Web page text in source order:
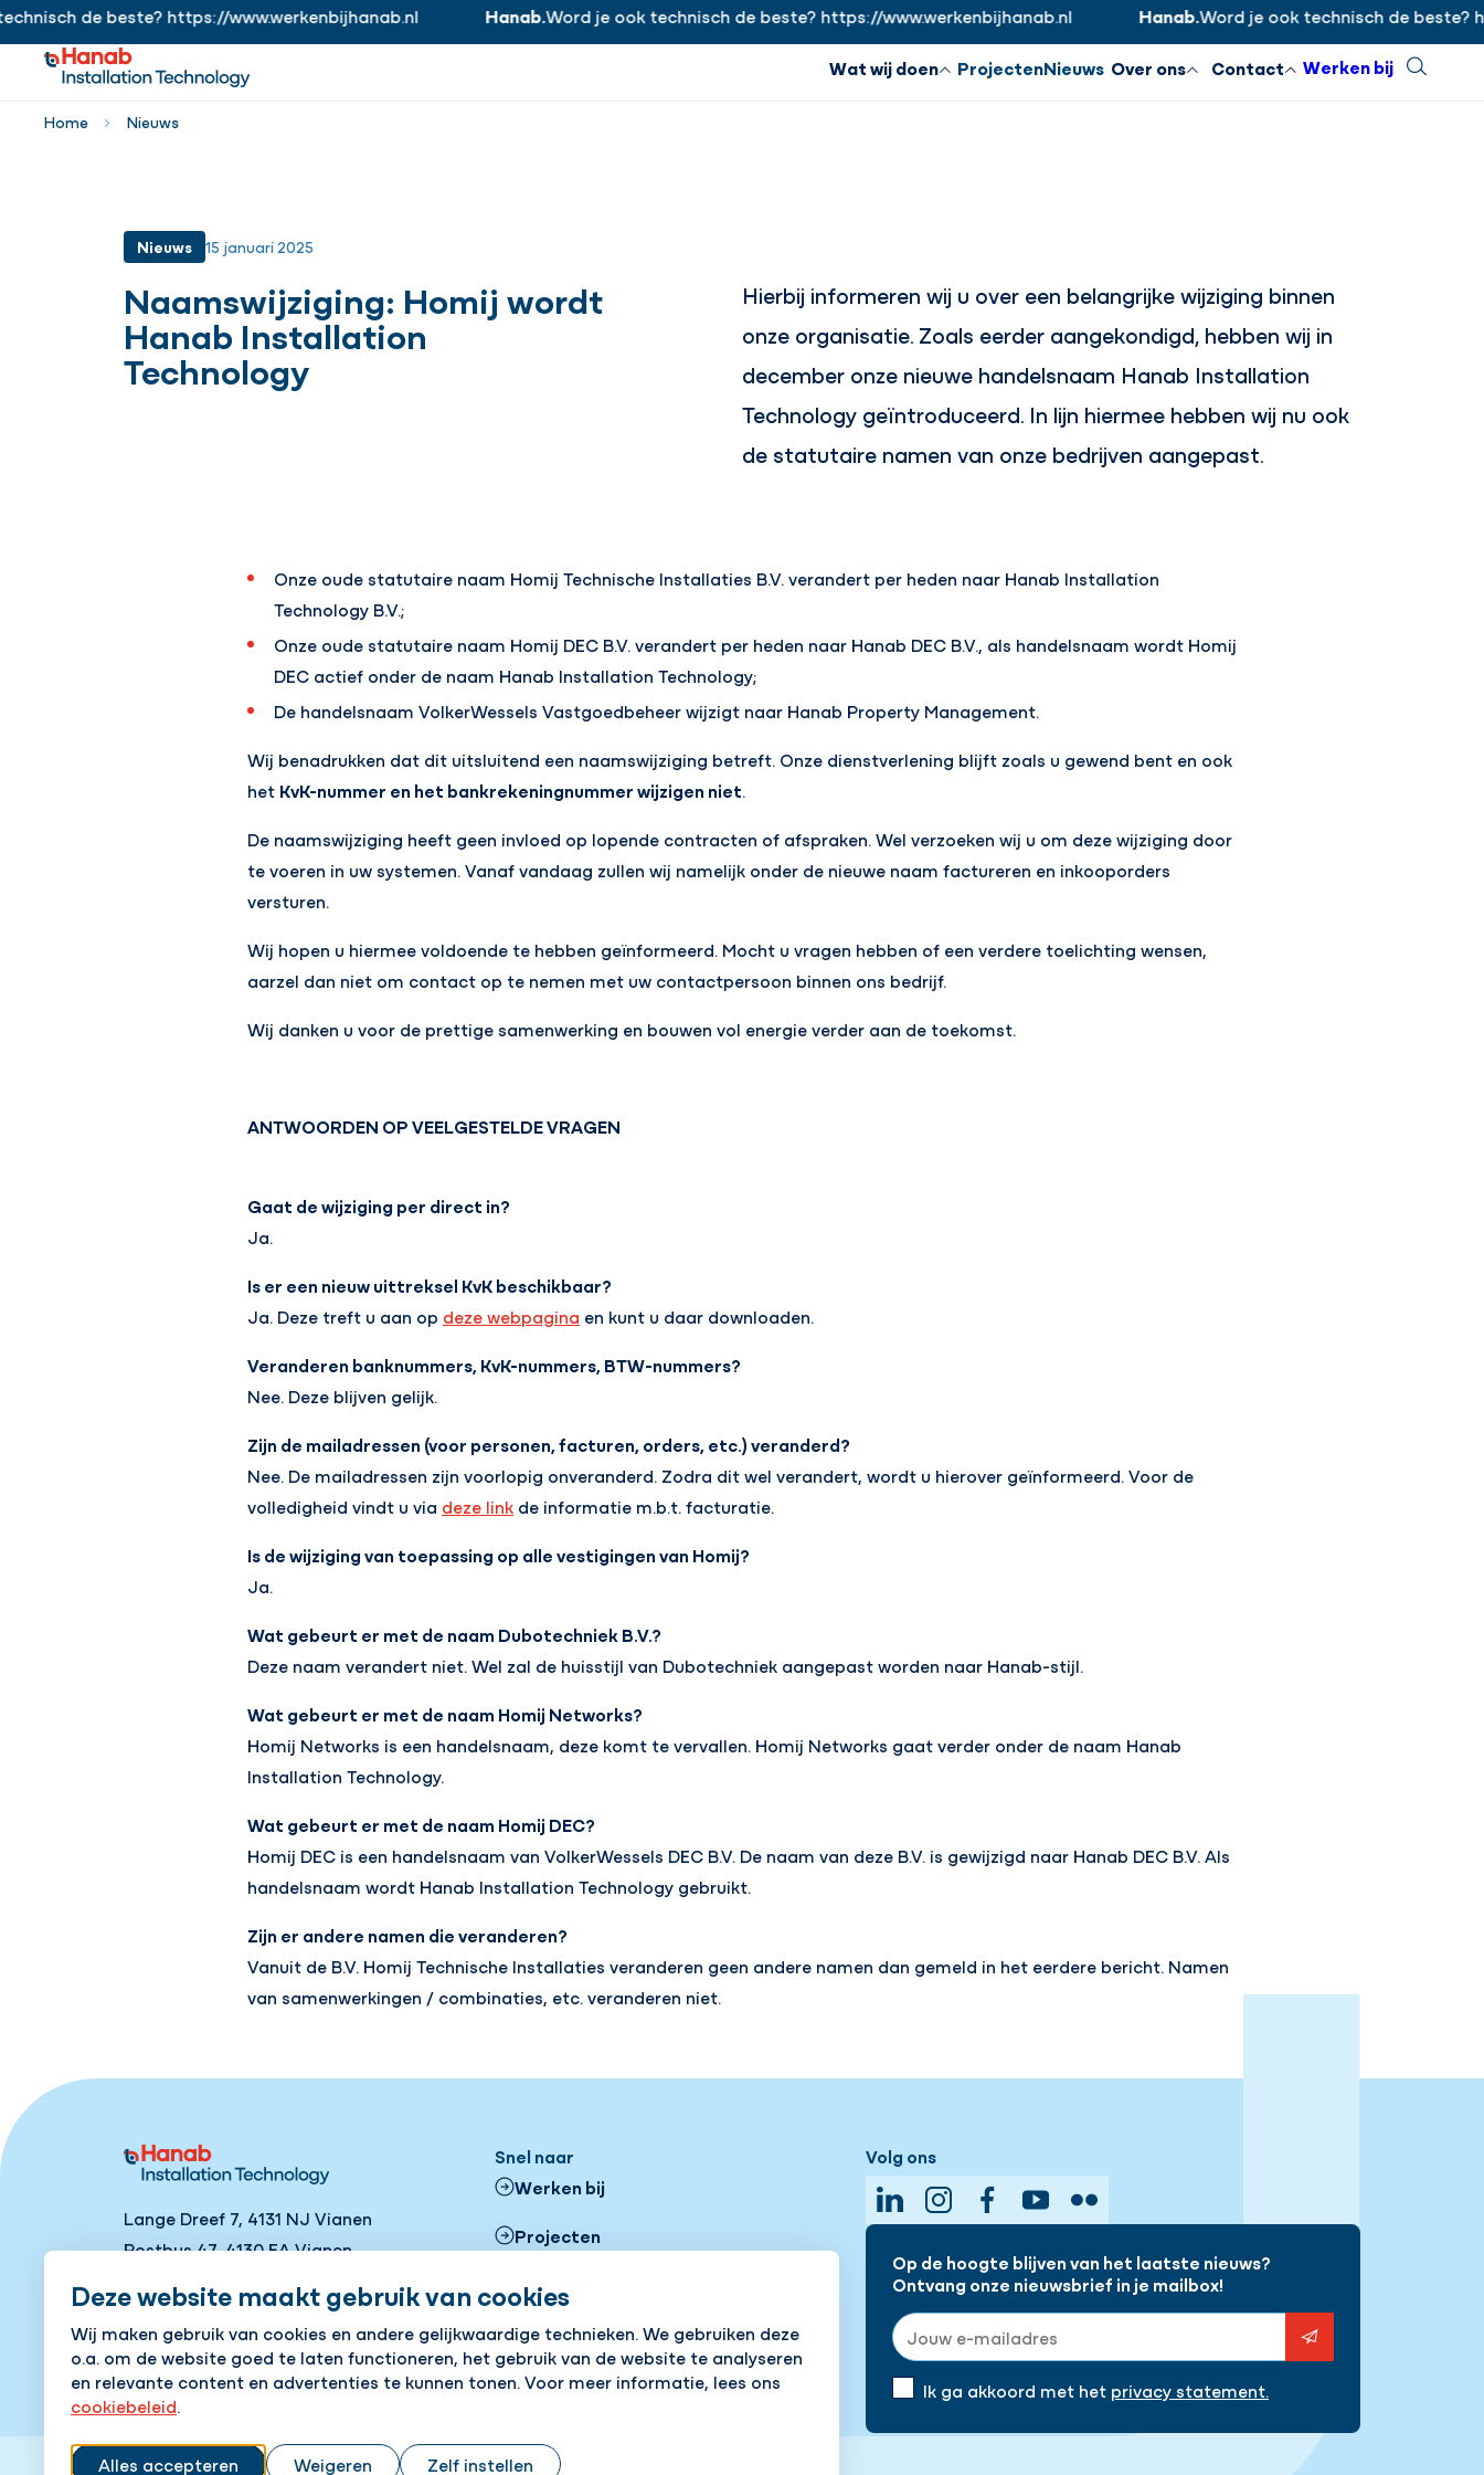
Deze website maakt gebruik van cookies
Wij maken gebruik van cookies en andere gelijkwaardige technieken. We gebruiken deze
o.a. om de website goed te laten functioneren, het gebruik van de website te analyseren
en relevante content en advertenties te kunnen tonen. Voor meer informatie, lees ons
cookiebeleid.
Alles accepteren Weigeren Zelf instellen
https://www.werkenbijhanab.nl
de beste? https://www.werkenbijhanab.nl Hanab.Word je ook technisch de beste? https://www.werkenbijhanab.nl Hanab.Word je ook technisch de beste?
Inloggen
Wat wij doen ProjectenNieuws Over ons Contact Werken bij Zoeken
Home Nieuws
Nieuws 15 januari 2025
Naamswijziging: Homij wordt
Hanab Installation
Technology
Hierbij informeren wij u over een belangrijke wijziging binnen
onze organisatie. Zoals eerder aangekondigd, hebben wij in
december onze nieuwe handelsnaam Hanab Installation
Technology geïntroduceerd. In lijn hiermee hebben wij nu ook
de statutaire namen van onze bedrijven aangepast.
Onze oude statutaire naam Homij Technische Installaties B.V. verandert per heden naar Hanab Installation
Technology B.V.;
Onze oude statutaire naam Homij DEC B.V. verandert per heden naar Hanab DEC B.V., als handelsnaam wordt Homij
DEC actief onder de naam Hanab Installation Technology;
De handelsnaam VolkerWessels Vastgoedbeheer wijzigt naar Hanab Property Management.
Wij benadrukken dat dit uitsluitend een naamswijziging betreft. Onze dienstverlening blijft zoals u gewend bent en ook
het KvK-nummer en het bankrekeningnummer wijzigen niet.
De naamswijziging heeft geen invloed op lopende contracten of afspraken. Wel verzoeken wij u om deze wijziging door
te voeren in uw systemen. Vanaf vandaag zullen wij namelijk onder de nieuwe naam factureren en inkooporders
versturen.
Wij hopen u hiermee voldoende te hebben geïnformeerd. Mocht u vragen hebben of een verdere toelichting wensen,
aarzel dan niet om contact op te nemen met uw contactpersoon binnen ons bedrijf.
Wij danken u voor de prettige samenwerking en bouwen vol energie verder aan de toekomst.
ANTWOORDEN OP VEELGESTELDE VRAGEN
Gaat de wijziging per direct in?
Ja.
Is er een nieuw uittreksel KvK beschikbaar?
Ja. Deze treft u aan op deze webpagina en kunt u daar downloaden.
Veranderen banknummers, KvK-nummers, BTW-nummers?
Nee. Deze blijven gelijk.
Zijn de mailadressen (voor personen, facturen, orders, etc.) veranderd?
Nee. De mailadressen zijn voorlopig onveranderd. Zodra dit wel verandert, wordt u hierover geïnformeerd. Voor de
volledigheid vindt u via deze link de informatie m.b.t. facturatie.
Is de wijziging van toepassing op alle vestigingen van Homij?
Ja.
Wat gebeurt er met de naam Dubotechniek B.V.?
Deze naam verandert niet. Wel zal de huisstijl van Dubotechniek aangepast worden naar Hanab-stijl.
Wat gebeurt er met de naam Homij Networks?
Homij Networks is een handelsnaam, deze komt te vervallen. Homij Networks gaat verder onder de naam Hanab
Installation Technology.
Wat gebeurt er met de naam Homij DEC?
Homij DEC is een handelsnaam van VolkerWessels DEC B.V. De naam van deze B.V. is gewijzigd naar Hanab DEC B.V. Als
handelsnaam wordt Hanab Installation Technology gebruikt.
Zijn er andere namen die veranderen?
Vanuit de B.V. Homij Technische Installaties veranderen geen andere namen dan gemeld in het eerdere bericht. Namen
van samenwerkingen / combinaties, etc. veranderen niet.
Lange Dreef 7, 4131 NJ Vianen
Postbus 47, 4130 EA Vianen
Contact
Snel naar
Werken bij
Projecten
Ons DNA
Vestigingen
Nieuws
Volg ons
LinkedInInstagram
FacebookYouTube
Op de hoogte blijven van het laatste nieuws?
Ontvang onze nieuwsbrief in je mailbox!
E-mailadres
Ik ga akkoord met het privacy statement.